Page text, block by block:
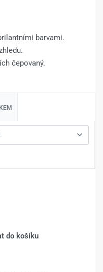
barvami.
čepovaný.
do košíku